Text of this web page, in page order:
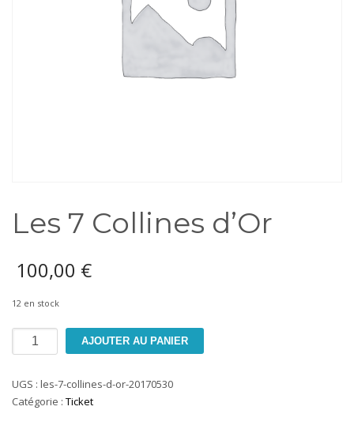
Les 7 Collines d’Or
100,00 €
12 en stock
quantité
de
7
Collines
AJOUTER AU PANIER
UGS : les-7-collines-d-or-20170530
Catégorie : Ticket